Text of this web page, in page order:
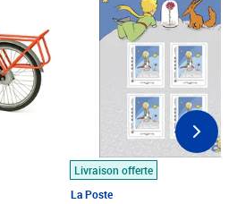
Livraison offerte
La Poste